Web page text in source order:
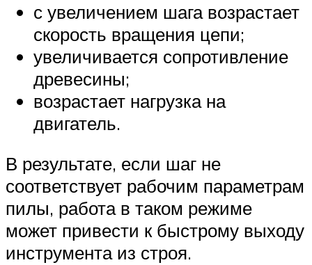
с увеличением шага возрастает
скорость вращения цепи;
увеличивается сопротивление
древесины;
возрастает нагрузка на
двигатель.
В результате, если шаг не
соответствует рабочим параметрам
пилы, работа в таком режиме
может привести к быстрому выходу
инструмента из строя.